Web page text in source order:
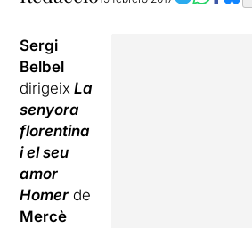
Sergi
Belbel
dirigeix La
senyora
florentina
i el seu
amor
Homer de
Mercè